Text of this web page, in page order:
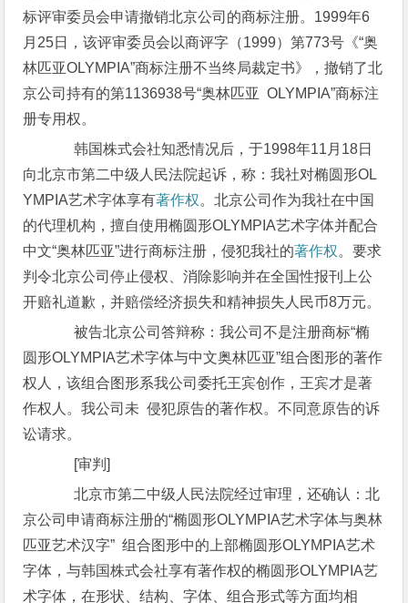
标评审委员会申请撤销北京公司的商标注册。1999年6
月25日，该评审委员会以商评字（1999）第773号《“奥
林匹亚OLYMPIA”商标注册不当终局裁定书》，撤销了北
京公司持有的第1136938号“奥林匹亚 OLYMPIA”商标注
册专用权。
韩国株式会社知悉情况后，于1998年11月18日
向北京市第二中级人民法院起诉，称：我社对椭圆形OL
YMPIA艺术字体享有著作权。北京公司作为我社在中国
的代理机构，擅自使用椭圆形OLYMPIA艺术字体并配合
中文“奥林匹亚”进行商标注册，侵犯我社的著作权。要求
判令北京公司停止侵权、消除影响并在全国性报刊上公
开赔礼道歉，并赔偿经济损失和精神损失人民币8万元。
被告北京公司答辩称：我公司不是注册商标“椭
圆形OLYMPIA艺术字体与中文奥林匹亚”组合图形的著作
权人，该组合图形系我公司委托王宾创作，王宾才是著
作权人。我公司未 侵犯原告的著作权。不同意原告的诉
讼请求。
[审判]
北京市第二中级人民法院经过审理，还确认：北
京公司申请商标注册的“椭圆形OLYMPIA艺术字体与奥林
匹亚艺术汉字” 组合图形中的上部椭圆形OLYMPIA艺术
字体，与韩国株式会社享有著作权的椭圆形OLYMPIA艺
术字体，在形状、结构、字体、组合形式等方面均相